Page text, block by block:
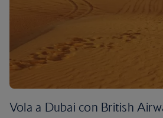
Vola a Dubai con British